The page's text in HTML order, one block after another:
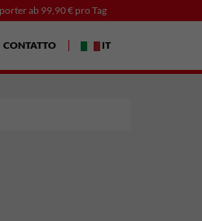
ab 99,90 € pro Tag
CONTATTO IT